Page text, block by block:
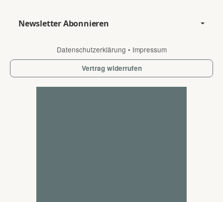
Newsletter Abonnieren
Datenschutzerklärung • Impressum
Vertrag widerrufen